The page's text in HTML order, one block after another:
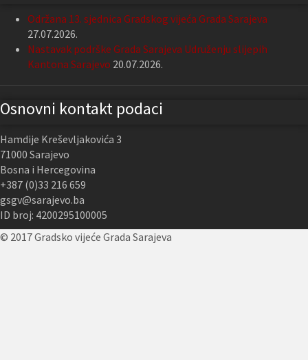
Održana 13. sjednica Gradskog vijeća Grada Sarajeva
27.07.2026.
Nastavak podrške Grada Sarajeva Udruženju slijepih
Kantona Sarajevo 20.07.2026.
Osnovni kontakt podaci
Hamdije Kreševljakovića 3
71000 Sarajevo
Bosna i Hercegovina
+387 (0)33 216 659
gsgv@sarajevo.ba
ID broj: 4200295100005
© 2017 Gradsko vijeće Grada Sarajeva